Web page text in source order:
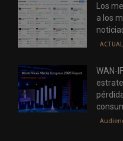
Los
a los
WAN-